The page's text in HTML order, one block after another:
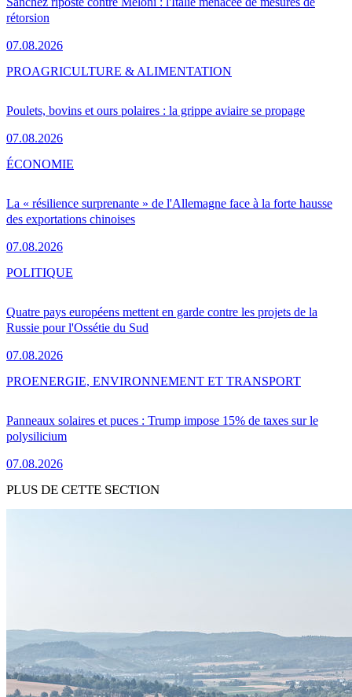
rétorsion
07.08.2026
Poulets, bovins et ours polaires : la grippe aviaire se propage
07.08.2026
PROAGRICULTURE & ALIMENTATION
La « résilience surprenante » de l'Allemagne face à la forte hausse
des exportations chinoises
07.08.2026
ÉCONOMIE
Quatre pays européens mettent en garde contre les projets de la
Russie pour l'Ossétie du Sud
07.08.2026
POLITIQUE
Panneaux solaires et puces : Trump impose 15% de taxes sur le
polysilicium
07.08.2026
PROENERGIE, ENVIRONNEMENT ET TRANSPORT
PLUS DE CETTE SECTION